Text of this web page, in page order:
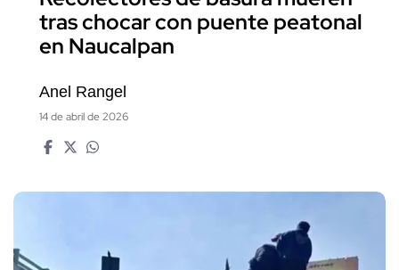
tras chocar con puente peatonal
en Naucalpan
Anel Rangel
14 de abril de 2026